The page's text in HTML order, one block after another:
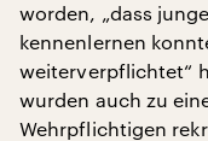
worden, „dass
kennenlernen
weiterverpflichtet“
wurden auch zu
Wehrpflichtigen